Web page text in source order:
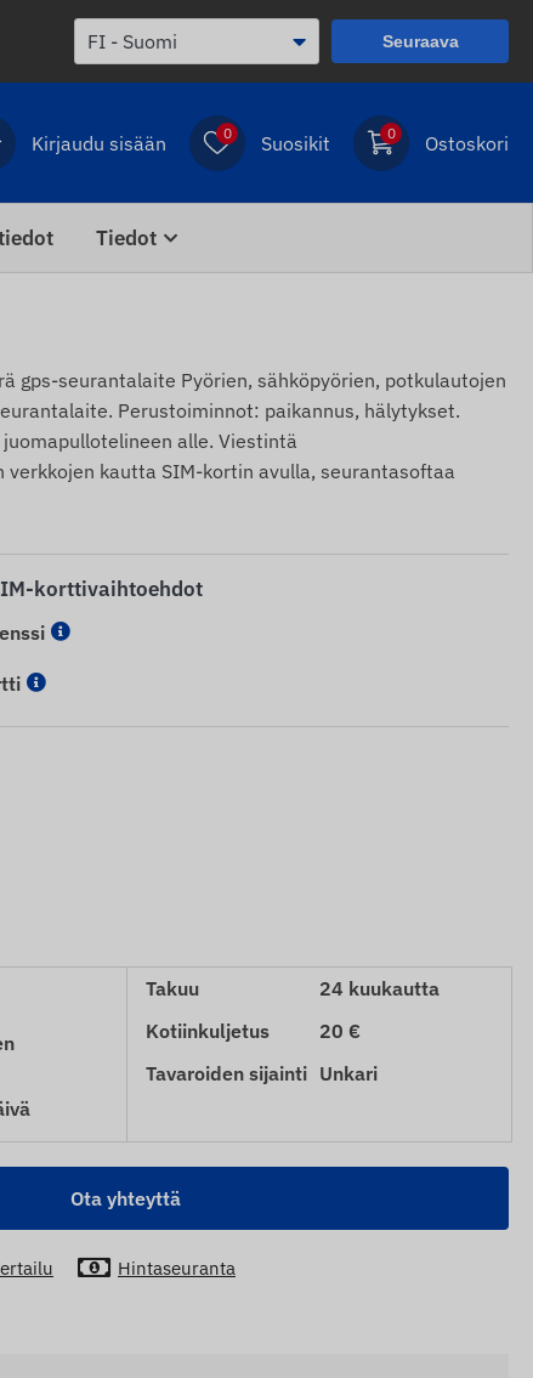
Seuraava
Kirjaudu sisään 0 Suosikit 0 Ostoskori
Tiedot
gps-seurantalaite Pyörien, sähköpyörien, potkulautojen
Perustoiminnot: paikannus, hälytykset.
alle. Viestintä
kautta SIM-kortin avulla, seurantasoftaa
korttivaihtoehdot
Takuu
24 kuukautta
Kotiinkuljetus
20 €
Tavaroiden sijainti Unkari
Ota yhteyttä
Hintaseuranta